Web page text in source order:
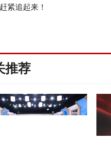
紧追起来！
推荐